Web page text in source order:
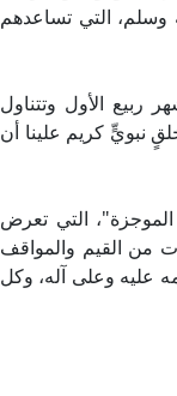
وسلم، التي تساعدهم
الأول وتتناول
نبويٍّ كريم علينا أن
التي تعرض
من القيم والمواقف
عليه وعلى آله، وكل